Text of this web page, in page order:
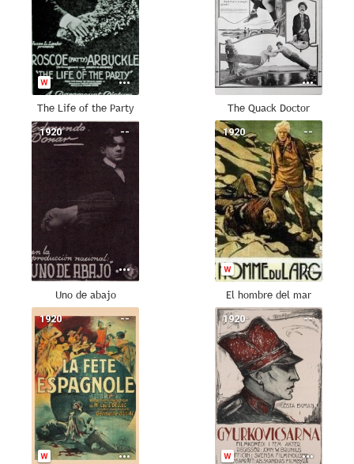
The Life of the Party The Quack Doctor
--
1920
Uno de abajo
--
1920
El hombre del mar
--
1920 --
1920